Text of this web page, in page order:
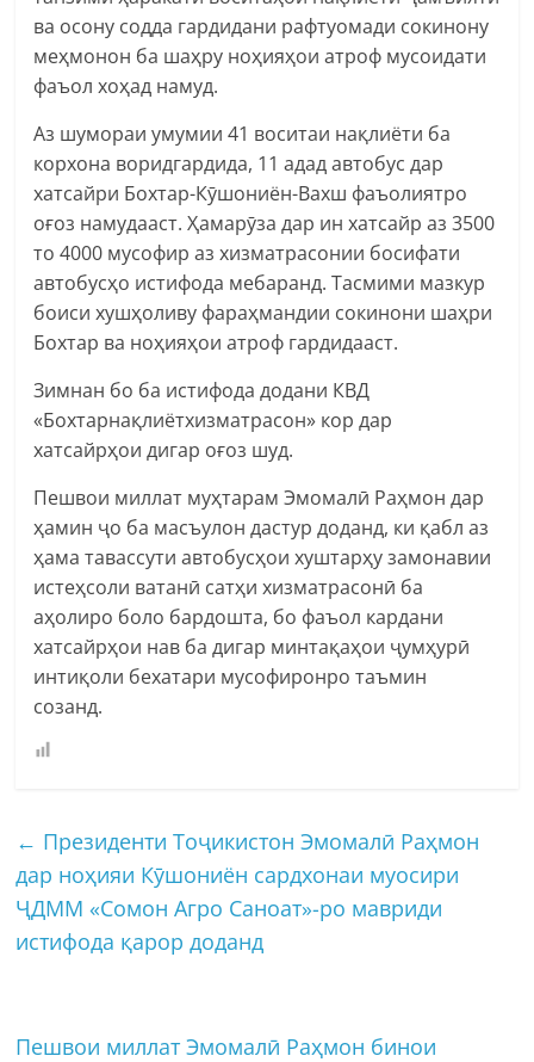
ва осону содда гардидани рафтуомади сокинону
меҳмонон ба шаҳру ноҳияҳои атроф мусоидати
фаъол хоҳад намуд.
Аз шумораи умумии 41 воситаи нақлиёти ба
корхона воридгардида, 11 адад автобус дар
хатсайри Бохтар-Кӯшониён-Вахш фаъолиятро
оғоз намудааст. Ҳамарӯза дар ин хатсайр аз 3500
то 4000 мусофир аз хизматрасонии босифати
автобусҳо истифода мебаранд. Тасмими мазкур
боиси хушҳоливу фараҳмандии сокинони шаҳри
Бохтар ва ноҳияҳои атроф гардидааст.
Зимнан бо ба истифода додани КВД
«Бохтарнақлиётхизматрасон» кор дар
хатсайрҳои дигар оғоз шуд.
Пешвои миллат муҳтарам Эмомалӣ Раҳмон дар
ҳамин ҷо ба масъулон дастур доданд, ки қабл аз
ҳама тавассути автобусҳои хуштарҳу замонавии
истеҳсоли ватанӣ сатҳи хизматрасонӣ ба
аҳолиро боло бардошта, бо фаъол кардани
хатсайрҳои нав ба дигар минтақаҳои ҷумҳурӣ
интиқоли бехатари мусофиронро таъмин
созанд.
← Президенти Тоҷикистон Эмомалӣ Раҳмон
дар ноҳияи Кӯшониён сардхонаи муосири
ҶДММ «Сомон Агро Саноат»-ро мавриди
истифода қарор доданд
Пешвои миллат Эмомалӣ Раҳмон бинои